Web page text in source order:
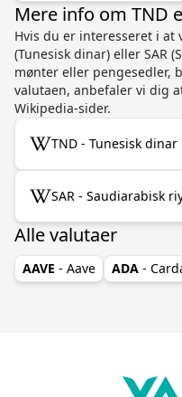
Mere info om TND
Hvis du er interesseret i at
(Tunesisk dinar) eller SAR
mønter eller pengesedler,
valutaen, anbefaler vi dig
Wikipedia-sider.
TND - Tunesisk
SAR - Saudiarabisk
Alle valutaer
AAVE - Aave ADA -